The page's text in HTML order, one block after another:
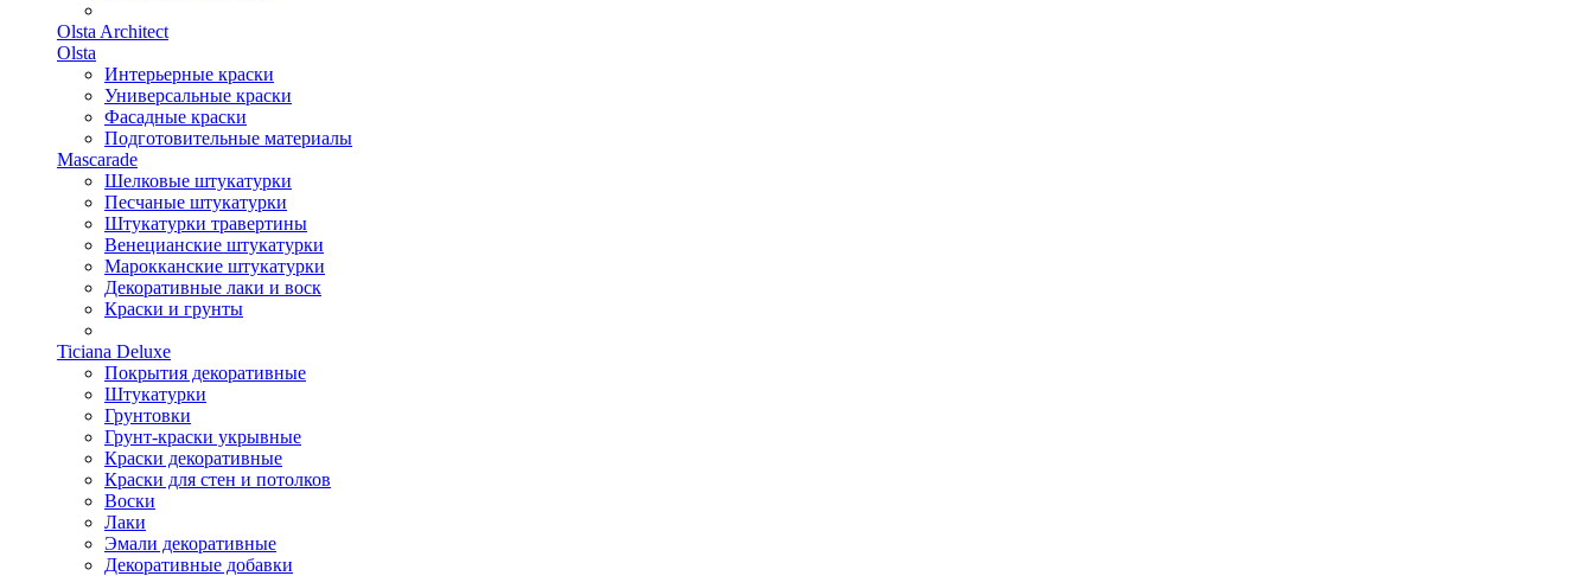
Olsta Architect
Olsta
Интерьерные краски
Универсальные краски
Фасадные краски
Подготовительные материалы
Mascarade
Шелковые штукатурки
Песчаные штукатурки
Штукатурки травертины
Венецианские штукатурки
Марокканские штукатурки
Декоративные лаки и воск
Краски и грунты
Ticiana Deluxe
Покрытия декоративные
Штукатурки
Грунтовки
Грунт-краски укрывные
Краски декоративные
Краски для стен и потолков
Воски
Лаки
Эмали декоративные
Декоративные добавки